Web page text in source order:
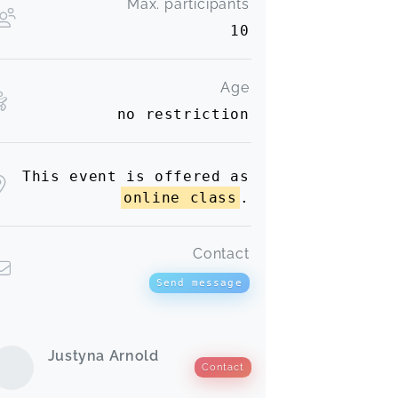
Max. participants
10
Age
no restriction
This event is offered as
online class .
Contact
Send message
Justyna Arnold
Contact